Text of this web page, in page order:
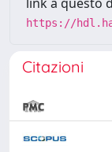
https://
Citazioni